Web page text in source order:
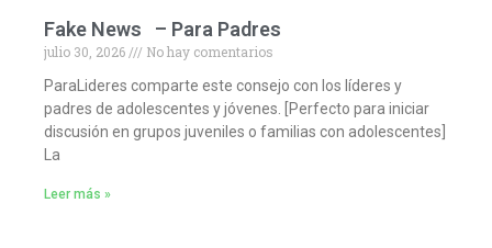
Fake News – Para Padres
julio 30, 2026
No hay comentarios
ParaLideres comparte este consejo con los líderes y
padres de adolescentes y jóvenes. [Perfecto para iniciar
discusión en grupos juveniles o familias con adolescentes]
La
Leer más »